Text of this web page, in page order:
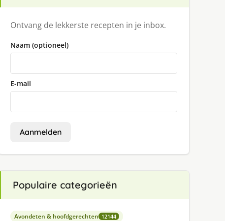
Ontvang de lekkerste recepten in je inbox.
Naam (optioneel)
E-mail
Aanmelden
Populaire categorieën
Avondeten & hoofdgerechten 12144